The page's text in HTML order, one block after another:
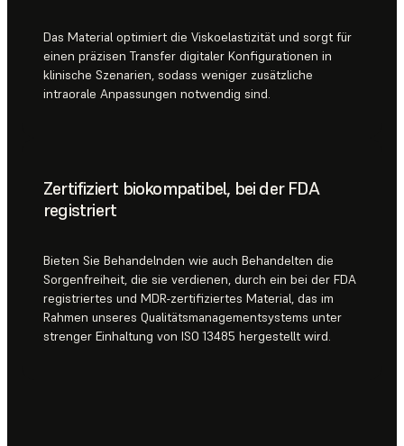
Das Material optimiert die Viskoelastizität und sorgt für
einen präzisen Transfer digitaler Konfigurationen in
klinische Szenarien, sodass weniger zusätzliche
intraorale Anpassungen notwendig sind.
Zertifiziert biokompatibel, bei der FDA
registriert
Bieten Sie Behandelnden wie auch Behandelten die
Sorgenfreiheit, die sie verdienen, durch ein bei der FDA
registriertes und MDR-zertifiziertes Material, das im
Rahmen unseres Qualitäts­management­systems unter
strenger Einhaltung von ISO 13485 hergestellt wird.